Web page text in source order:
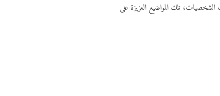
الشخصيات، تلك المواضيع العزيزة على